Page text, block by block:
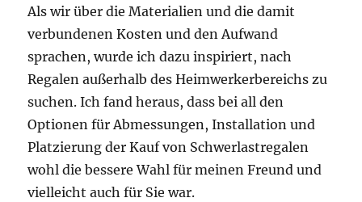
Als wir über die Materialien und die damit
verbundenen Kosten und den Aufwand
sprachen, wurde ich dazu inspiriert, nach
Regalen außerhalb des Heimwerkerbereichs zu
suchen. Ich fand heraus, dass bei all den
Optionen für Abmessungen, Installation und
Platzierung der Kauf von Schwerlastregalen
wohl die bessere Wahl für meinen Freund und
vielleicht auch für Sie war.